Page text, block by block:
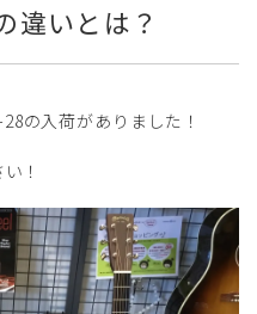
いとは？
の入荷がありました！
！